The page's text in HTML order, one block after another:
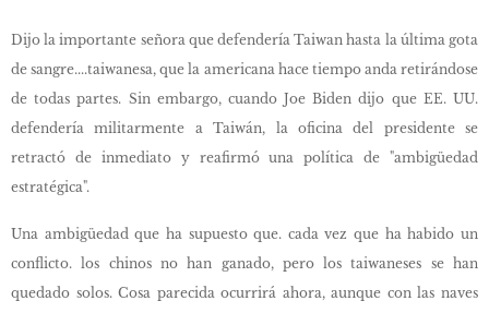
Dijo la importante señora que defendería Taiwan hasta la última gota
de sangre....taiwanesa, que la americana hace tiempo anda retirándose
de todas partes. Sin embargo, cuando Joe Biden dijo que EE. UU.
defendería militarmente a Taiwán, la oficina del presidente se
retractó de inmediato y reafirmó una política de "ambigüedad
estratégica".
Una ambigüedad que ha supuesto que. cada vez que ha habido un
conflicto. los chinos no han ganado, pero los taiwaneses se han
quedado solos. Cosa parecida ocurrirá ahora, aunque con las naves